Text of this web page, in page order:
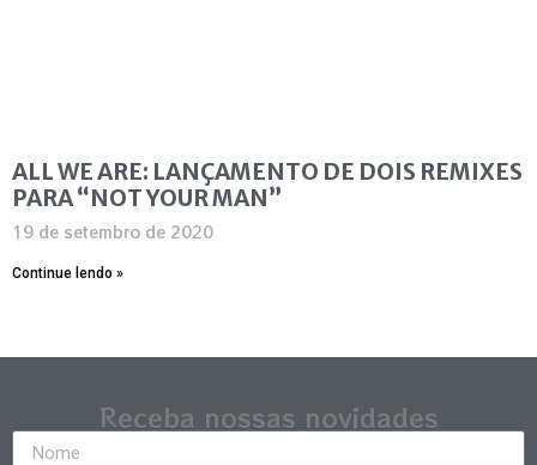
ALL WE ARE: LANÇAMENTO DE DOIS REMIXES
PARA “NOT YOUR MAN”
19 de setembro de 2020
Continue lendo »
Receba nossas novidades